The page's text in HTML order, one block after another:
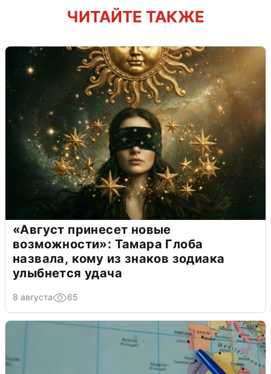
ЧИТАЙТЕ ТАКЖЕ
«Август принесет новые
возможности»: Тамара Глоба
назвала, кому из знаков зодиака
улыбнется удача
8 августа 65